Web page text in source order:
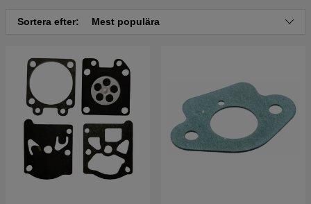
Sortera efter:
Mest populära